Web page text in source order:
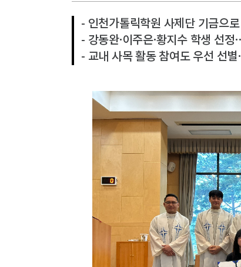
- 인천가톨릭학원 사제단 기금으
- 강동완·이주은·황지수 학생 선
- 교내 사목 활동 참여도 우선 선